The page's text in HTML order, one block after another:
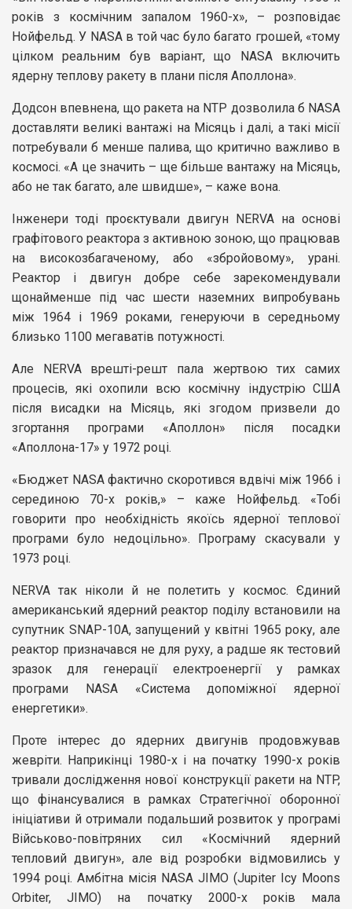
років з космічним запалом 1960-х», – розповідає
Нойфельд. У NASA в той час було багато грошей, «тому
цілком реальним був варіант, що NASA включить
ядерну теплову ракету в плани після Аполлона».
Додсон впевнена, що ракета на NTP дозволила б NASA
доставляти великі вантажі на Місяць і далі, а такі місії
потребували б менше палива, що критично важливо в
космосі. «А це значить – ще більше вантажу на Місяць,
або не так багато, але швидше», – каже вона.
Інженери тоді проєктували двигун NERVA на основі
графітового реактора з активною зоною, що працював
на високозбагаченому, або «збройовому», урані.
Реактор і двигун добре себе зарекомендували
щонайменше під час шести наземних випробувань
між 1964 і 1969 роками, генеруючи в середньому
близько 1100 мегаватів потужності.
Але NERVA врешті-решт пала жертвою тих самих
процесів, які охопили всю космічну індустрію США
після висадки на Місяць, які згодом призвели до
згортання програми «Аполлон» після посадки
«Аполлона-17» у 1972 році.
«Бюджет NASA фактично скоротився вдвічі між 1966 і
серединою 70-х років,» – каже Нойфельд. «Тобі
говорити про необхідність якоїсь ядерної теплової
програми було недоцільно». Програму скасували у
1973 році.
NERVA так ніколи й не полетить у космос. Єдиний
американський ядерний реактор поділу встановили на
супутник SNAP-10A, запущений у квітні 1965 року, але
реактор призначався не для руху, а радше як тестовий
зразок для генерації електроенергії у рамках
програми NASA «Система допоміжної ядерної
енергетики».
Проте інтерес до ядерних двигунів продовжував
жевріти. Наприкінці 1980-х і на початку 1990-х років
тривали дослідження нової конструкції ракети на NTP,
що фінансувалися в рамках Стратегічної оборонної
ініціативи й отримали подальший розвиток у програмі
Військово-повітряних сил «Космічний ядерний
тепловий двигун», але від розробки відмовились у
1994 році. Амбітна місія NASA JIMO (Jupiter Icy Moons
Orbiter, JIMO) на початку 2000-х років мала